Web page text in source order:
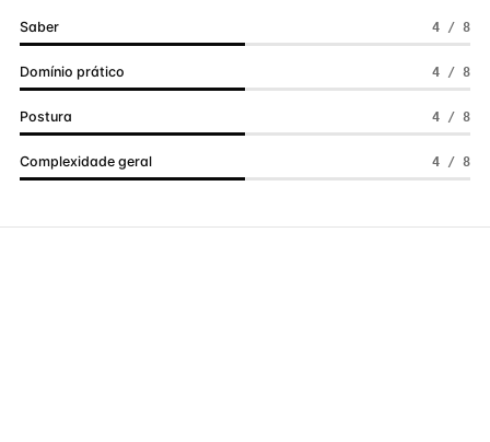
Saber 4 / 8
Domínio prático 4 / 8
Postura 4 / 8
Complexidade geral 4 / 8